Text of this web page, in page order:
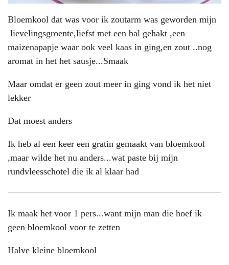
Bloemkool dat was voor ik zoutarm was geworden mijn
lievelingsgroente,liefst met een bal gehakt ,een
maizenapapje waar ook veel kaas in ging,en zout ..nog
aromat in het het sausje...Smaak
Maar omdat er geen zout meer in ging vond ik het niet
lekker
Dat moest anders
Ik heb al een keer een gratin gemaakt van bloemkool
,maar wilde het nu anders...wat paste bij mijn
rundvleesschotel die ik al klaar had
Ik maak het voor 1 pers...want mijn man die hoef ik
geen bloemkool voor te zetten
Halve kleine bloemkool